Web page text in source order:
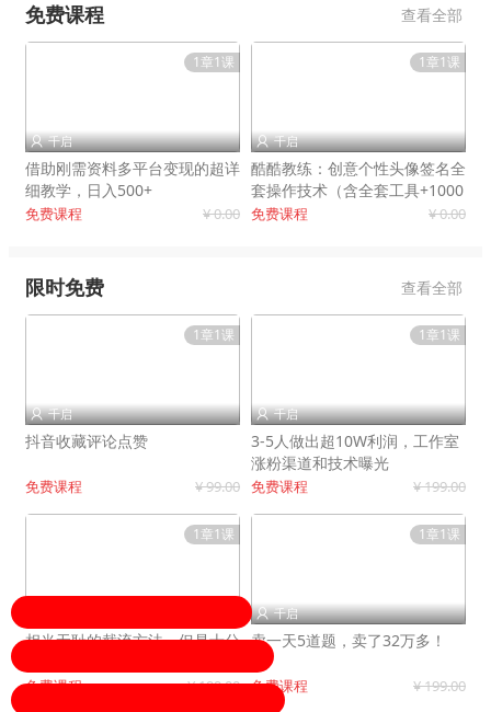
免费课程 查看全部
1章1课
 千启
借助刚需资料多平台变现的超详
细教学，日入500+
免费课程 ¥ 0.00
1章1课
 千启
酷酷教练：创意个性头像签名全
套操作技术（含全套工具+1000
套模板）
免费课程 ¥ 0.00
限时免费 查看全部
1章1课
 千启
抖音收藏评论点赞
免费课程 ¥ 99.00
1章1课
 千启
3-5人做出超10W利润，工作室
涨粉渠道和技术曝光
免费课程 ¥ 199.00
1章1课
相当无耻的截流方法，但是十分
免费课程 ¥ 199.00
1章1课
 千启
卖一天5道题，卖了32万多！
免费课程 ¥ 199.00